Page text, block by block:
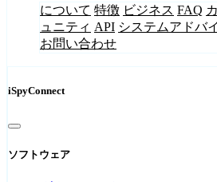
について 特徴 ビジネス FAQ
ュニティ API システムアドバ
お問い合わせ
iSpyConnect
ソフトウェア